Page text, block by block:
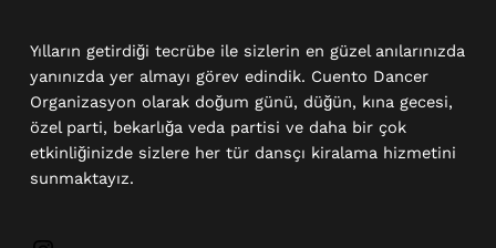
Yılların getirdiği tecrübe ile sizlerin en güzel anılarınızda
yanınızda yer almayı görev edindik. Cuento Dancer
Organizasyon olarak doğum günü, düğün, kına gecesi,
özel parti, bekarlığa veda partisi ve daha bir çok
etkinliğinizde sizlere her tür dansçı kiralama hizmetini
sunmaktayız.